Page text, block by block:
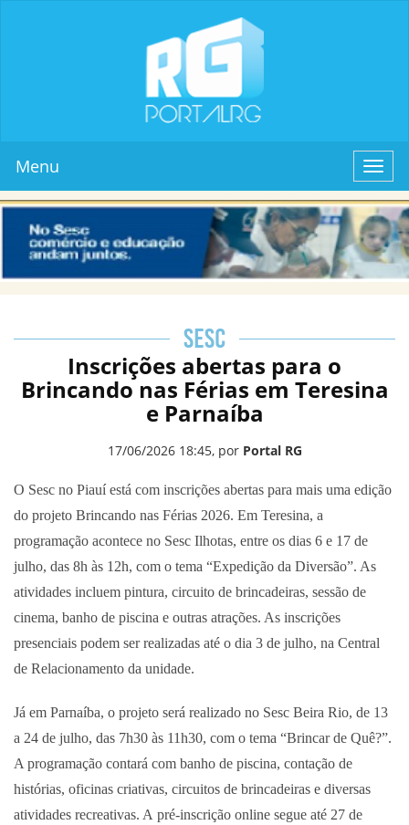
Menu
SESC
Inscrições abertas para o
Brincando nas Férias em Teresina
e Parnaíba
17/06/2026 18:45, por Portal RG
O Sesc no Piauí está com inscrições abertas para mais uma edição
do projeto Brincando nas Férias 2026. Em Teresina, a
programação acontece no Sesc Ilhotas, entre os dias 6 e 17 de
julho, das 8h às 12h, com o tema “Expedição da Diversão”. As
atividades incluem pintura, circuito de brincadeiras, sessão de
cinema, banho de piscina e outras atrações. As inscrições
presenciais podem ser realizadas até o dia 3 de julho, na Central
de Relacionamento da unidade.
Já em Parnaíba, o projeto será realizado no Sesc Beira Rio, de 13
a 24 de julho, das 7h30 às 11h30, com o tema “Brincar de Quê?”.
A programação contará com banho de piscina, contação de
histórias, oficinas criativas, circuitos de brincadeiras e diversas
atividades recreativas. A pré-inscrição online segue até 27 de